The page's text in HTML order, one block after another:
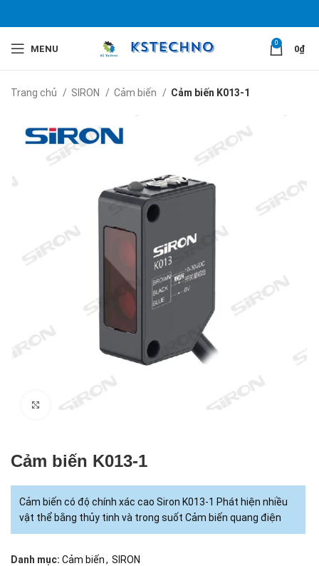
MENU
0
0₫
Trang chủ SIRON Cảm biến Cảm biến K013-1
Click to enlarge
Cảm biến K013-1
Cảm biến có độ chính xác cao Siron K013-1 Phát hiện nhiều
vật thể bằng thủy tinh và trong suốt Cảm biến quang điện
Danh mục: Cảm biến, SIRON